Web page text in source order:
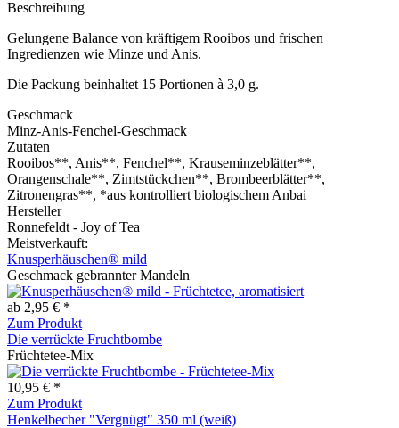
Beschreibung
Gelungene Balance von kräftigem Rooibos und frischen
Ingredienzen wie Minze und Anis.
Die Packung beinhaltet 15 Portionen à 3,0 g.
Geschmack
Minz-Anis-Fenchel-Geschmack
Zutaten
Rooibos**, Anis**, Fenchel**, Krauseminzeblätter**,
Orangenschale**, Zimtstückchen**, Brombeerblätter**,
Zitronengras**, *aus kontrolliert biologischem Anbai
Hersteller
Ronnefeldt - Joy of Tea
Meistverkauft:
Knusperhäuschen® mild
Geschmack gebrannter Mandeln
ab 2,95 € *
Zum Produkt
Die verrückte Fruchtbombe
Früchtetee-Mix
10,95 € *
Zum Produkt
Henkelbecher "Vergnügt" 350 ml (weiß)